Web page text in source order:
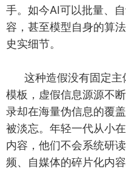
手。如今AI可以批量、
容，甚至模型自身的算
史实细节。
这种造假没有固定
模板，虚假信息源源不
录却在海量伪信息的覆
被淡忘。年轻一代从小
内容，他们不会系统研
频、自媒体的碎片化内